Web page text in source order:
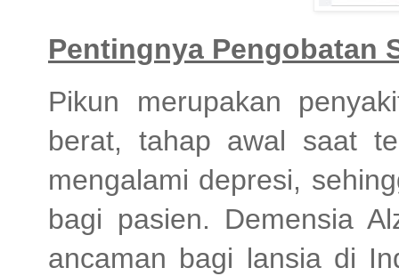
Pentingnya Pengobatan
Pikun merupakan
berat, tahap awal saat
mengalami depresi,
bagi pasien. Demensia
ancaman bagi lansia di